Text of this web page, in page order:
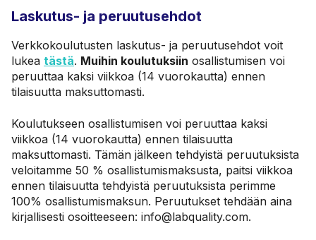
Laskutus- ja peruutusehdot
Verkkokoulutusten laskutus- ja peruutusehdot voit
lukea tästä. Muihin koulutuksiin osallistumisen voi
peruuttaa kaksi viikkoa (14 vuorokautta) ennen
tilaisuutta maksuttomasti.
Koulutukseen osallistumisen voi peruuttaa kaksi
viikkoa (14 vuorokautta) ennen tilaisuutta
maksuttomasti. Tämän jälkeen tehdyistä peruutuksista
veloitamme 50 % osallistumismaksusta, paitsi viikkoa
ennen tilaisuutta tehdyistä peruutuksista perimme
100% osallistumismaksun. Peruutukset tehdään aina
kirjallisesti osoitteeseen: info@labquality.com.